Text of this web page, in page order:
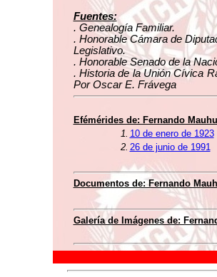
Fuentes:
. Genealogía Familiar.
. Honorable Cámara de
Legislativo.
. Honorable Senado de la
. Historia de la Unión Cívica
Por Oscar E. Frávega
Efémérides de: Fernando
1. 10 de enero de 1923
2. 26 de junio de 1991
Documentos de: Fernando
Galería de Imágenes de: